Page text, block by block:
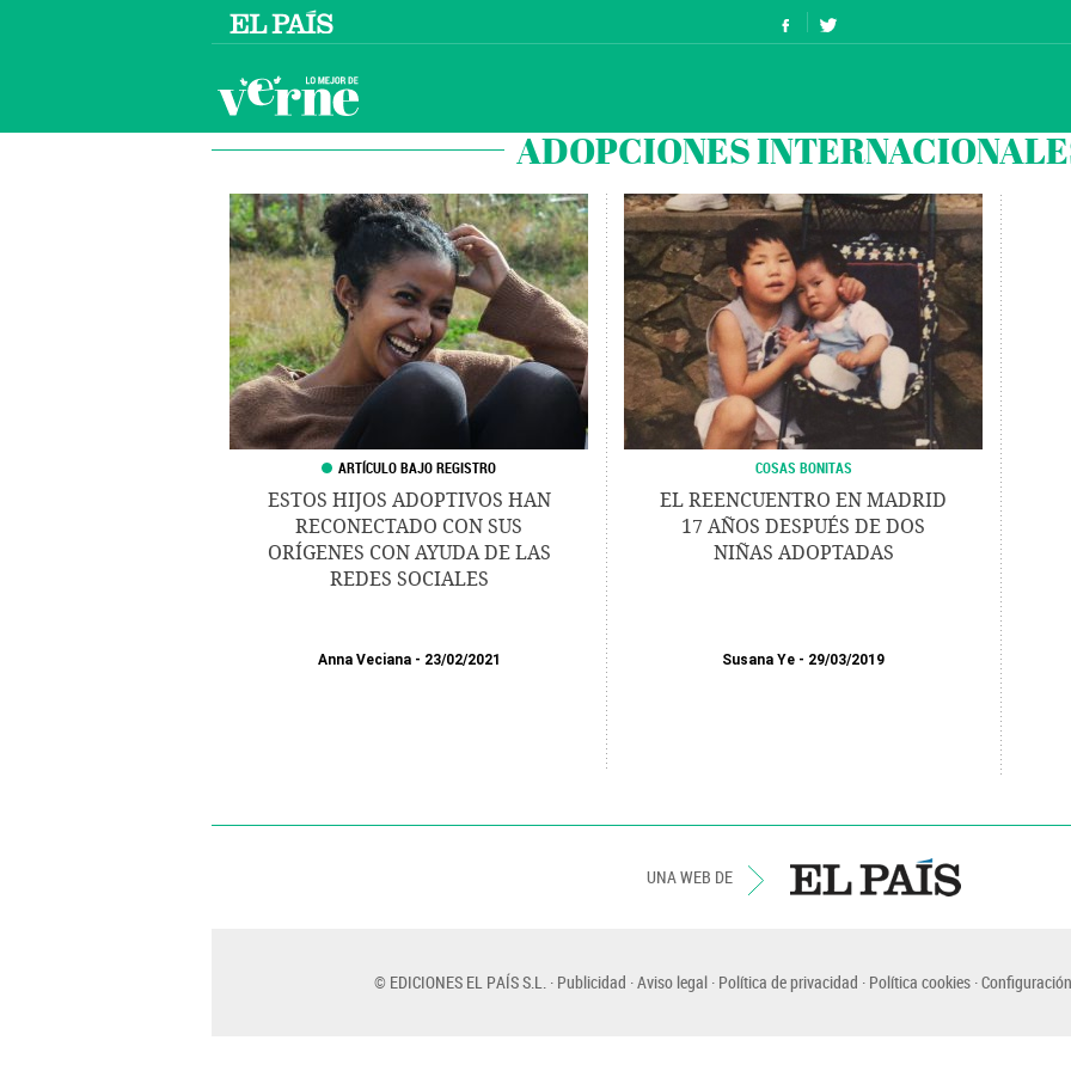
ADOPCIONES
ESTOS HIJOS ADOPTIVOS HAN
RECONECTADO CON SUS
ORÍGENES CON AYUDA DE LAS
REDES SOCIALES
Anna Veciana 23/02/2021
COSAS BONITAS
EL REENCUENTRO EN MADRID
17 AÑOS DESPUÉS DE DOS
NIÑAS ADOPTADAS
Susana Ye 29/03/2019
UNA WEB DE
© EDICIONES EL PAÍS S.L. Publicidad Aviso legal Política de privacidad Política cookies